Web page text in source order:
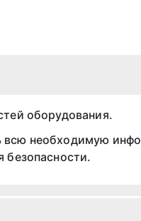
оборудования.
всю необходимую
безопасности.